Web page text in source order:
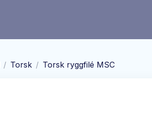
/ Torsk / Torsk ryggfilé MSC